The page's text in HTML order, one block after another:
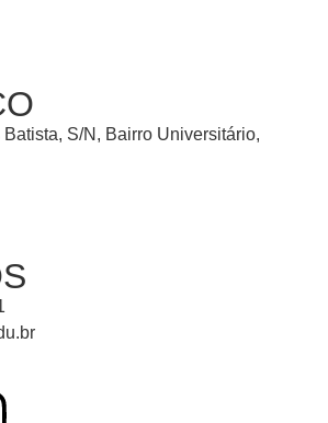
S/N, Bairro Universitário,